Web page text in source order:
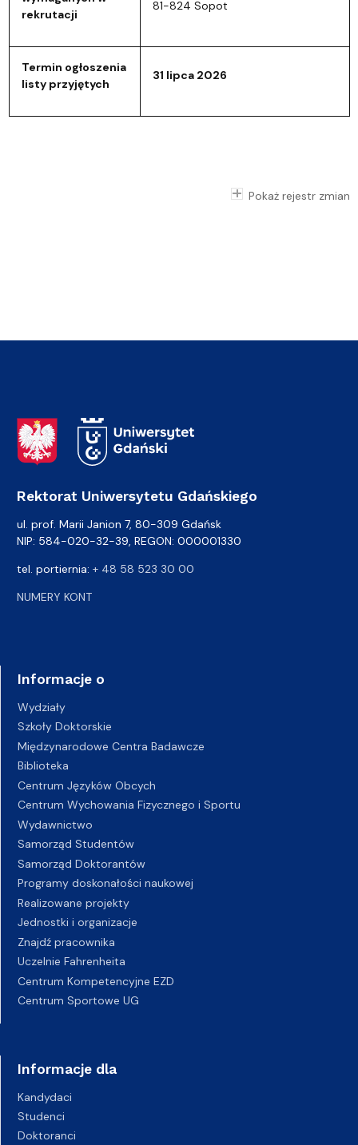
rekrutacji
81-824 Sopot
Termin ogłoszenia
listy przyjętych
31 lipca 2026
Pokaż rejestr zmian
Adres Rektoratu
Rektorat Uniwersytetu Gdańskiego
ul. prof. Marii Janion 7, 80-309 Gdańsk
NIP: 584-020-32-39, REGON: 000001330
tel. portiernia: + 48 58 523 30 00
NUMERY KONT
Informacje o
Wydziały
Szkoły Doktorskie
Międzynarodowe Centra Badawcze
Biblioteka
Centrum Języków Obcych
Centrum Wychowania Fizycznego i Sportu
Wydawnictwo
Samorząd Studentów
Samorząd Doktorantów
Programy doskonałości naukowej
Realizowane projekty
Jednostki i organizacje
Znajdź pracownika
Uczelnie Fahrenheita
Centrum Kompetencyjne EZD
Centrum Sportowe UG
Informacje dla
Kandydaci
Studenci
Doktoranci